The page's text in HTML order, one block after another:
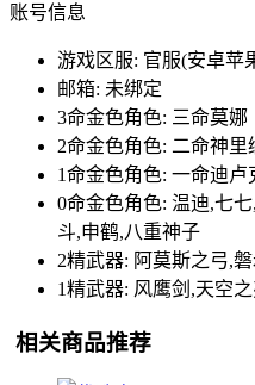
账号信息
游戏区服: 官服(安卓苹
邮箱: 未绑定
3命金色角色: 三命莫娜
2命金色角色: 二命神里
1命金色角色: 一命迪卢
0命金色角色: 温迪,七
斗,申鹤,八重神子
2精武器: 阿莫斯之弓,
1精武器: 风鹰剑,天空
相关商品推荐